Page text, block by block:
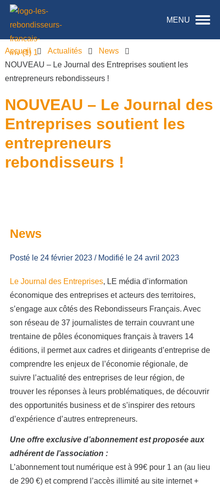
MENU
Accueil Actualités
News
NOUVEAU – Le Journal des Entreprises soutient les
entrepreneurs rebondisseurs !
NOUVEAU – Le Journal des
Entreprises soutient les
entrepreneurs
rebondisseurs !
News
Posté le 24 février 2023 / Modifié le 24 avril 2023
Le Journal des Entreprises, LE média d’information
économique des entreprises et acteurs des territoires,
s’engage aux côtés des Rebondisseurs Français. Avec
son réseau de 37 journalistes de terrain couvrant une
trentaine de pôles économiques français à travers 14
éditions, il permet aux cadres et dirigeants d’entreprise de
comprendre les enjeux de l’économie régionale, de
suivre l’actualité des entreprises de leur région, de
trouver les réponses à leurs problématiques, de découvrir
des opportunités business et de s’inspirer des retours
d’expérience d’autres entrepreneurs.
Une offre exclusive d’abonnement est proposée aux
adhérent de l’association :
L’abonnement tout numérique est à 99€ pour 1 an (au lieu
de 290 €) et comprend l’accès illimité au site internet +